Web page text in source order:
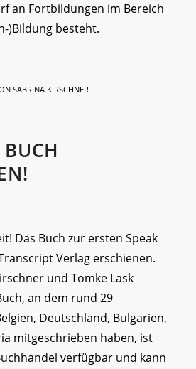
an Fortbildungen im Bereich
)Bildung besteht.
SABRINA KIRSCHNER
Das Buch zur ersten Speak
Verlag erschienen.
und Tomke Lask
an dem rund 29
Deutschland, Bulgarien,
mitgeschrieben haben, ist
verfügbar und kann